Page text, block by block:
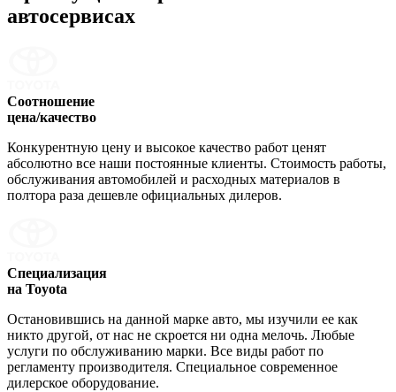
автосервисах
Соотношение
цена/качество
Конкурентную цену и высокое качество работ ценят
абсолютно все наши постоянные клиенты. Стоимость работы,
обслуживания автомобилей и расходных материалов в
полтора раза дешевле официальных дилеров.
Специализация
на Toyota
Остановившись на данной марке авто, мы изучили ее как
никто другой, от нас не скроется ни одна мелочь. Любые
услуги по обслуживанию марки. Все виды работ по
регламенту производителя. Специальное современное
дилерское оборудование.